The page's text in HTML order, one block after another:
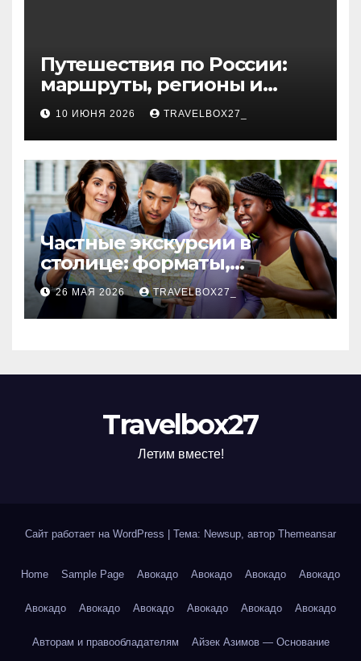
Путешествия по России:
маршруты, регионы и
особенности поездок
10 ИЮНЯ 2026 TRAVELBOX27_
Частные экскурсии в
столице: форматы,
маршруты и особенности
организации
26 МАЯ 2026 TRAVELBOX27_
Travelbox27
Летим вместе!
Сайт работает на WordPress Тема: Newsup, автор Themeansar
Home Sample Page Авокадо Авокадо Авокадо Авокадо
Авокадо Авокадо Авокадо Авокадо Авокадо Авокадо
Авторам и правообладателям Айзек Азимов — Основание